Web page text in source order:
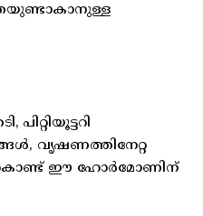
വൃഷണത്തിനേറ്റ
കൊണ്ട് ഈ ഹോർമോണിന്